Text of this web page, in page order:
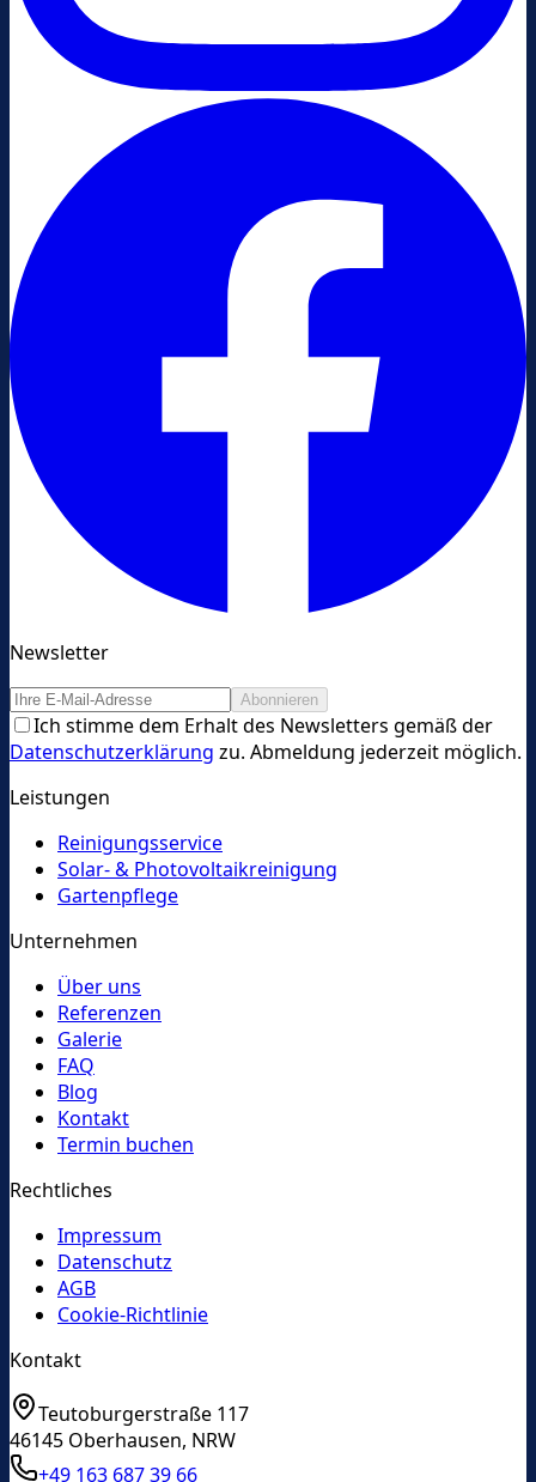
Newsletter
Abonnieren
Ich stimme dem Erhalt des Newsletters gemäß der
Datenschutzerklärung zu. Abmeldung jederzeit möglich.
Leistungen
Reinigungsservice
Solar- & Photovoltaikreinigung
Gartenpflege
Unternehmen
Über uns
Referenzen
Galerie
FAQ
Blog
Kontakt
Termin buchen
Rechtliches
Impressum
Datenschutz
AGB
Cookie-Richtlinie
Kontakt
Teutoburgerstraße 117
46145 Oberhausen, NRW
+49 163 687 39 66